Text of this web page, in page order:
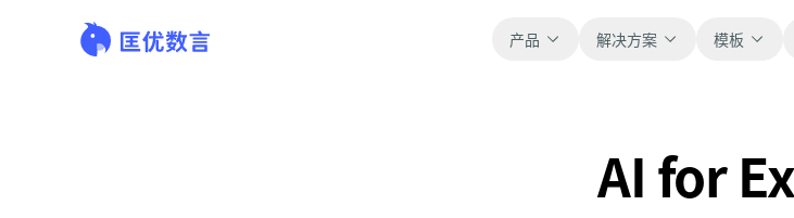
产品 解决方案 模板
全部
浏览全部可直接使用的表格模
获取产品更新、
AI for